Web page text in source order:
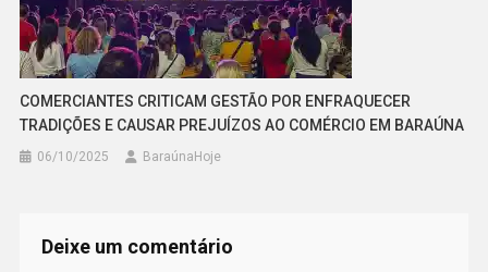
COMERCIANTES CRITICAM GESTÃO POR ENFRAQUECER
TRADIÇÕES E CAUSAR PREJUÍZOS AO COMÉRCIO EM BARAÚNA
06/10/2025 BaraúnaHoje
Deixe um comentário